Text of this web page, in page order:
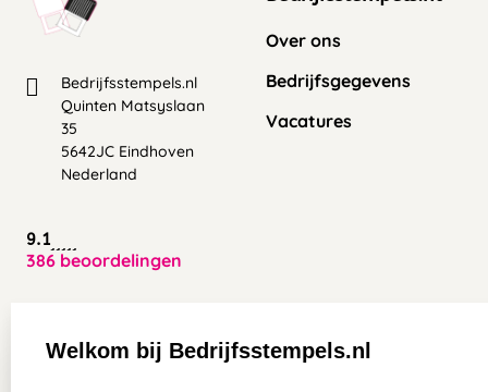
Bedrijfsstempels.nl
Quinten Matsyslaan
35
5642JC Eindhoven
Nederland
9.1
386 beoordelingen
Over ons
Bedrijfsgegevens
Vacatures
Aanvraag op maat
Contact opnemen
Welkom bij Bedrijfsstempels.nl